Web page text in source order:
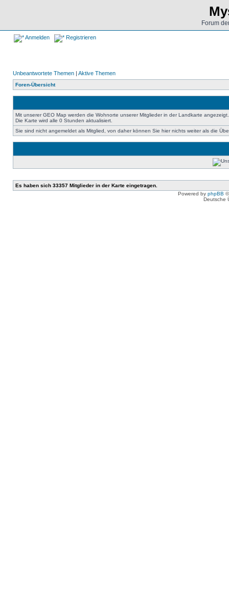
Forum
Anmelden Registrieren
Unbeantwortete Themen | Aktive Themen
Foren-Übersicht
Mit unserer GEO Map werden die Wohnorte unserer Mitglieder in der Landkarte
Die Karte wird alle 0 Stunden aktualisiert.
Sie sind nicht angemeldet als Mitglied, von daher können Sie hier nichts weiter als die
Es haben sich 33357 Mitglieder in der Karte eingetragen.
Powered by phpBB
Deutsche